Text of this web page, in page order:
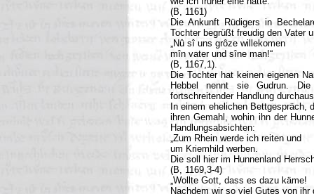
(B, 1161)
Die Ankunft Rüdigers in
Tochter begrüßt freudig den Vater
„Nû sî uns grôze willekomen
mîn vater und sîne man!“
(B, 1167,1).
Die Tochter hat keinen eigenen
Hebbel nennt sie Gudrun.
fortschreitender Handlung
In einem ehelichen Bettgespräch,
ihren Gemahl, wohin ihn der
Handlungsabsichten:
„Zum Rhein werde ich reiten und
um Kriemhild werben.
Die soll hier im Hunnenland
(B, 1169,3-4)
„Wollte Gott, dass es dazu käme!
Nachdem wir so viel Gutes von ihr